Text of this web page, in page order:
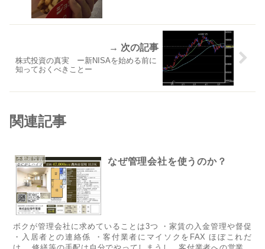
株式投資の真実 ー新NISAを始める前に
知っておくべきことー
関連記事
不動産投資 なぜ管理会社を使うのか？
ボクが管理会社に求めていることは3つ ・家賃の入金管理や督促
・入居者との連絡係 ・客付業者にマイソクをFAX ほぼこれだ